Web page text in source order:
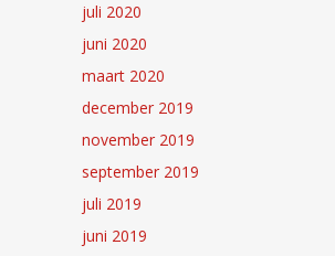
juli 2020
juni 2020
maart 2020
december 2019
november 2019
september 2019
juli 2019
juni 2019